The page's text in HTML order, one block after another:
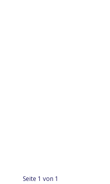
Seite 1 von 1